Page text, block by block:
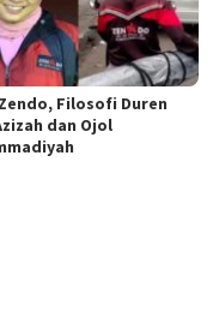
Filosofi Duren
dan Ojol